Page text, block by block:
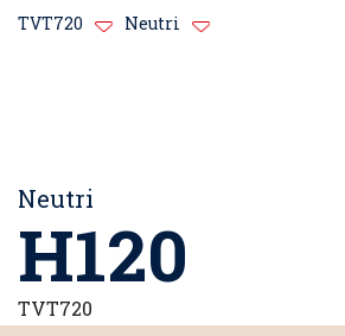
TVT720 Neutri
Neutri
H120
TVT720